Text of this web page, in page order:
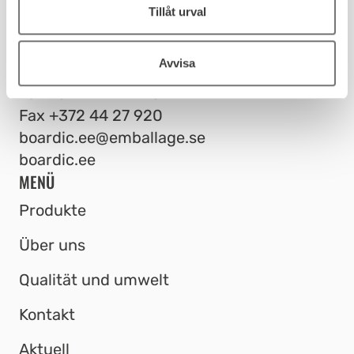
Tillåt urval
Avvisa
norrkoping@emballage.se
BOARDIC EESTI OÜ
Valgu tee 3, Libatse küla
Pärnumaa 87202, Estonia
Tel.+372 44 27 923
Fax +372 44 27 920
boardic.ee@emballage.se
boardic.ee
MENÜ
Produkte
Über uns
Qualität und umwelt
Kontakt
Aktuell